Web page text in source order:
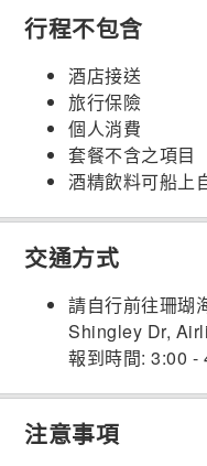
行程不包含
酒店接送
旅行保險
個人消費
套餐不含之項目
酒精飲料可船上
交通方式
請自行前往珊瑚
Shingley Dr,
報到時間: 3:00 -
注意事項